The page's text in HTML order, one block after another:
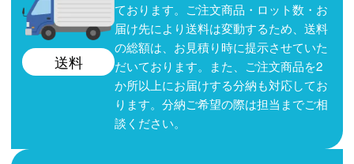
送料
ております。ご注文商品・ロット数・お
届け先により送料は変動するため、送料
の総額は、お見積り時に提示させていた
だいております。また、ご注文商品を2
か所以上にお届けする分納も対応してお
ります。分納ご希望の際は担当までご相
談ください。